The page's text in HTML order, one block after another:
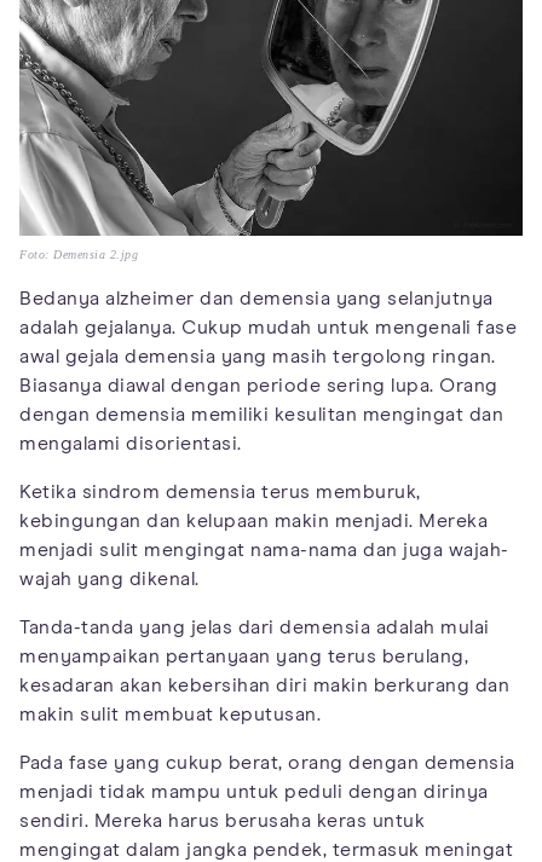
Foto: Demensia 2.jpg
Bedanya alzheimer dan demensia yang selanjutnya
adalah gejalanya. Cukup mudah untuk mengenali fase
awal gejala demensia yang masih tergolong ringan.
Biasanya diawal dengan periode sering lupa. Orang
dengan demensia memiliki kesulitan mengingat dan
mengalami disorientasi.
Ketika sindrom demensia terus memburuk,
kebingungan dan kelupaan makin menjadi. Mereka
menjadi sulit mengingat nama-nama dan juga wajah-
wajah yang dikenal.
Tanda-tanda yang jelas dari demensia adalah mulai
menyampaikan pertanyaan yang terus berulang,
kesadaran akan kebersihan diri makin berkurang dan
makin sulit membuat keputusan.
Pada fase yang cukup berat, orang dengan demensia
menjadi tidak mampu untuk peduli dengan dirinya
sendiri. Mereka harus berusaha keras untuk
mengingat dalam jangka pendek, termasuk meningat